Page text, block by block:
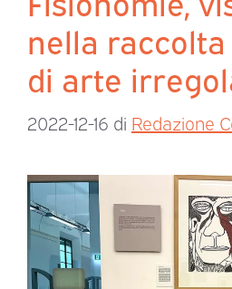
nella
di arte
2022-12-16 di Redazione